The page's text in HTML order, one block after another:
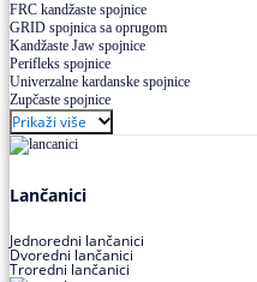
FRC kandžaste spojnice
GRID spojnica sa oprugom
Kandžaste Jaw spojnice
Perifleks spojnice
Univerzalne kardanske spojnice
Zupčaste spojnice
Prikaži više
Lančanici
Jednoredni lančanici
Dvoredni lančanici
Troredni lančanici